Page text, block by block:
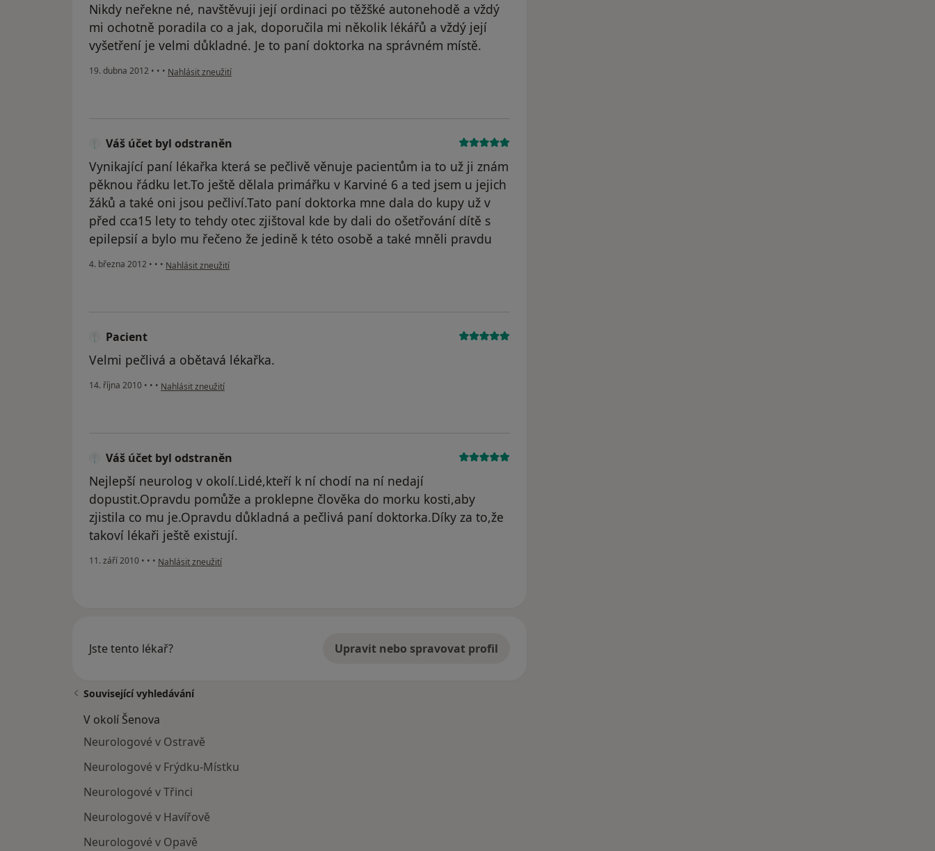
Nikdy neřekne né, navštěvuji její ordinaci po těžšké autonehodě a vždý
mi ochotně poradila co a jak, doporučila mi několik lékářů a vždý její
vyšetření je velmi důkladné. Je to paní doktorka na správném místě.
19. dubna 2012 • • • podle názoru uživatele Váš účet byl odstraněn
Nahlásit zneužití
Váš účet byl odstraněn
Vynikající paní lékařka která se pečlivě věnuje pacientům ia to už ji znám
pěknou řádku let.To ještě dělala primářku v Karviné 6 a ted jsem u jejich
žáků a také oni jsou pečliví.Tato paní doktorka mne dala do kupy už v
před cca15 lety to tehdy otec zjištoval kde by dali do ošetřování dítě s
epilepsií a bylo mu řečeno že jedině k této osobě a také mněli pravdu
4. března 2012 • • • podle názoru uživatele Váš účet byl odstraněn
Nahlásit zneužití
Pacient
Velmi pečlivá a obětavá lékařka.
14. října 2010 • • • podle názoru uživatele Pacient
Nahlásit zneužití
Váš účet byl odstraněn
Nejlepší neurolog v okolí.Lidé,kteří k ní chodí na ní nedají
dopustit.Opravdu pomůže a proklepne člověka do morku kosti,aby
zjistila co mu je.Opravdu důkladná a pečlivá paní doktorka.Díky za to,že
takoví lékaři ještě existují.
11. září 2010 • • • podle názoru uživatele Váš účet byl odstraněn
Nahlásit zneužití
Jste tento lékař? Upravit nebo spravovat profil
Související vyhledávání
V okolí Šenova
Neurologové v Ostravě
Neurologové v Frýdku-Místku
Neurologové v Třinci
Neurologové v Havířově
Neurologové v Opavě